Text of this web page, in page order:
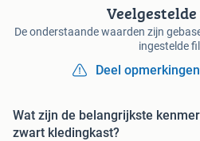
De onderstaande waarden zijn
ingestelde
Deel
Wat zijn de belangrijkste
zwart kledingkast?